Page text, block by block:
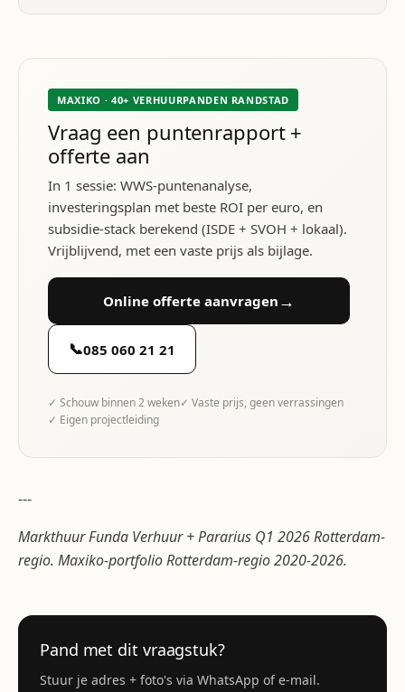
MAXIKO · 40+ VERHUURPANDEN RANDSTAD
Vraag een puntenrapport +
offerte aan
In 1 sessie: WWS-puntenanalyse,
investeringsplan met beste ROI per euro, en
subsidie-stack berekend (ISDE + SVOH + lokaal).
Vrijblijvend, met een vaste prijs als bijlage.
Online offerte aanvragen →
📞085 060 21 21
✓ Schouw binnen 2 weken✓ Vaste prijs, geen verrassingen
✓ Eigen projectleiding
---
Markthuur Funda Verhuur + Pararius Q1 2026 Rotterdam-
regio. Maxiko-portfolio Rotterdam-regio 2020-2026.
Pand met dit vraagstuk?
Stuur je adres + foto's via WhatsApp of e-mail.